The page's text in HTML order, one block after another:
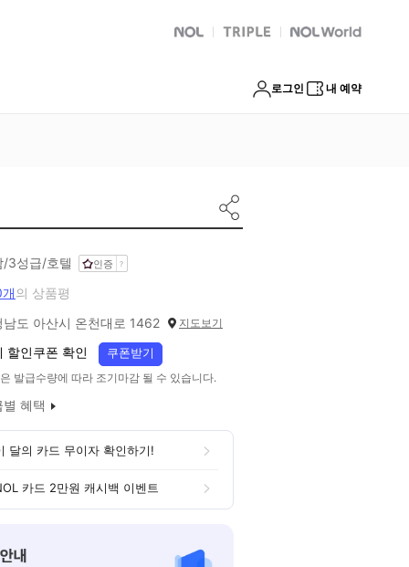
NOL 트리플 Global Interpark
로그인 내 예약
/3성급/호텔 인증
의 상품평
남도 아산시 온천대로 1462 지도보기
할인쿠폰 확인 쿠폰받기
발급수량에 따라 조기마감 될 수 있습니다.
별 혜택
달의 카드 무이자 확인하기!
카드 2만원 캐시백 이벤트